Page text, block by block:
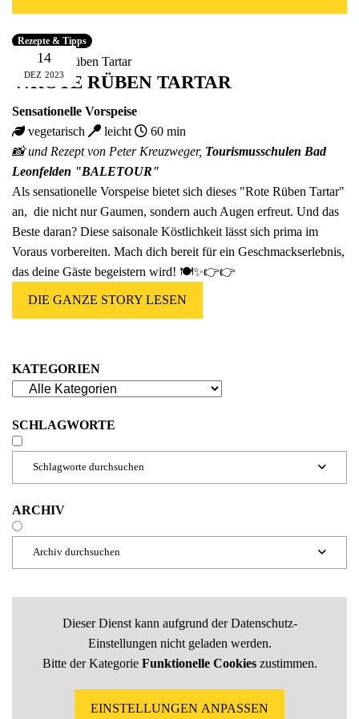
alle Geschenke ansehen
14
DEZ 2023
Rezepte & Tipps
🍴ROTE RÜBEN TARTAR
Sensationelle Vorspeise
vegetarisch
leicht
60 min
📸 und Rezept von Peter Kreuzweger, Tourismusschulen Bad
Leonfelden "BALETOUR"
Als sensationelle Vorspeise bietet sich dieses "Rote Rüben Tartar"
an, die nicht nur Gaumen, sondern auch Augen erfreut. Und das
Beste daran? Diese saisonale Köstlichkeit lässt sich prima im
Voraus vorbereiten. Mach dich bereit für ein Geschmackserlebnis,
das deine Gäste begeistern wird! 🍽️✨👉👉
DIE GANZE STORY LESEN
KATEGORIEN
SCHLAGWORTE
Schlagworte durchsuchen 
ARCHIV
Archiv durchsuchen 
Dieser Dienst kann aufgrund der Datenschutz-
Einstellungen nicht geladen werden.
Bitte der Kategorie Funktionelle Cookieszustimmen.
EINSTELLUNGEN ANPASSEN